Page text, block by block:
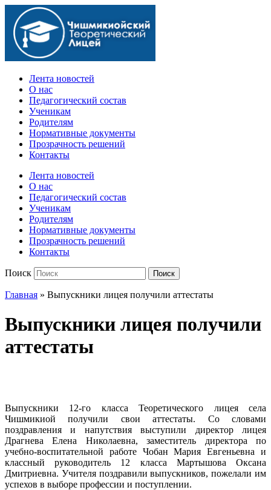
Официальный сайт учебного заведения
Лента новостей
О нас
Педагогический состав
Ученикам
Родителям
Нормативные документы
Прозрачность решений
Контакты
Лента новостей
О нас
Педагогический состав
Ученикам
Родителям
Нормативные документы
Прозрачность решений
Контакты
Поиск Поиск
Главная » Выпускники лицея получили аттестаты
Выпускники лицея получили
аттестаты
Выпускники 12-го класса Теоретического лицея села
Чишмикиой получили свои аттестаты. Со словами
поздравления и напутствия выступили директор лицея
Драгнева Елена Николаевна, заместитель директора по
учебно-воспитательной работе Чобан Мария Евгеньевна и
классный руководитель 12 класса Мартышова Оксана
Дмитриевна. Учителя поздравили выпускников, пожелали им
успехов в выборе профессии и поступлении.